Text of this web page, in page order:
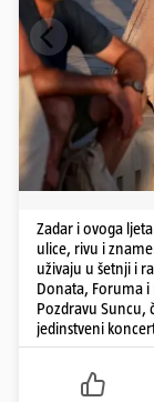
Zadar i ovoga
ulice, rivu i
uživaju u šetnji i
Donata, Foruma i
Pozdravu Suncu,
jedinstveni